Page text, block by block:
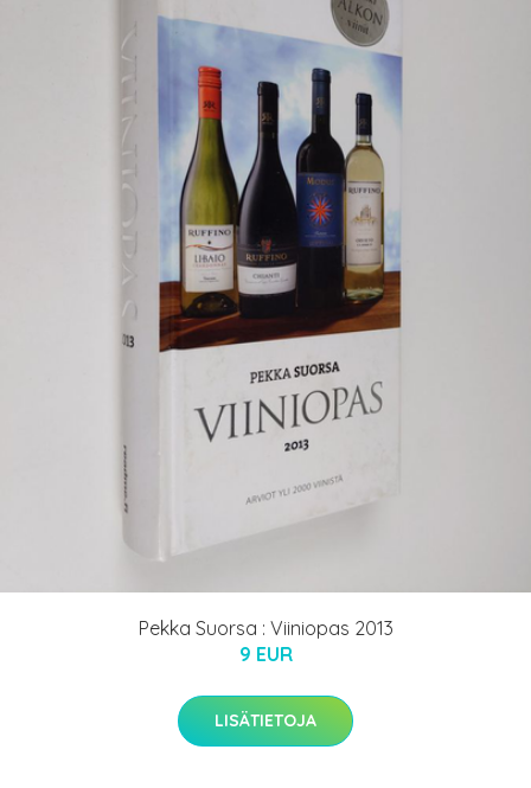
Pekka Suorsa : Viiniopas 2013
9 EUR
LISÄTIETOJA